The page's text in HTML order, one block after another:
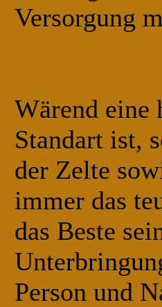
Versorgung
Wärend eine
Standart ist,
der Zelte
immer das
das Beste
Person und